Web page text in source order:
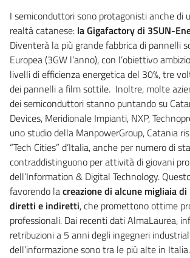
I semiconduttori sono protagonisti anche di
realtà catanese: la Gigafactory di 3SUN-
Diventerà la più grande fabbrica di pannelli
Europea (3GW l’anno), con l’obiettivo
livelli di efficienza energetica del 30%, tre
dei pannelli a film sottile. Inoltre, molte
dei semiconduttori stanno puntando su
Devices, Meridionale Impianti, NXP,
uno studio della ManpowerGroup, Catania
“Tech Cities” d’Italia, anche per numero di
contraddistinguono per attività di giovani
dell’Information & Digital Technology.
favorendo lacreazione di alcune migliaia
diretti e indiretti, che promettono ottime
professionali. Dai recenti dati AlmaLaurea,
retribuzioni a 5 anni degli ingegneri
dell’informazione sono tra le più alte in Italia.